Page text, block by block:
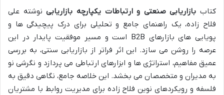
کتاب بازاریابی صنعتی و ارتباطات یکپارچه بازاریابینوشته علی
فلاح زاده، یک راهنمای جامع و تحلیلی برای درک پیچیدگی ها و
پویایی های بازارهای B2B است و مسیر موفقیت پایدار در این
عرصه را روشن می سازد. این اثر فراتر از بازاریابی سنتی، به بررسی
عمیق مفاهیم، استراتژی ها و ابزارهای ارتباطی می پردازد و نگرشی نو
به مدیران و متخصصان می بخشد. این خلاصه جامع، نگاهی دقیق به
فلسفه و رویکردهای نوین فلاح زاده برای مدیریت روابط با مشتریان